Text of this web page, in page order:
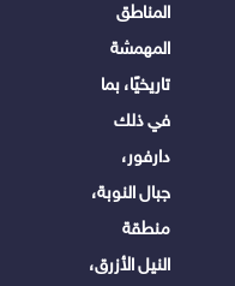
المناطق
المهمشة
تاريخيًا، بما
في ذلك
دارفور،
جبال النوبة،
منطقة
النيل الأزرق،